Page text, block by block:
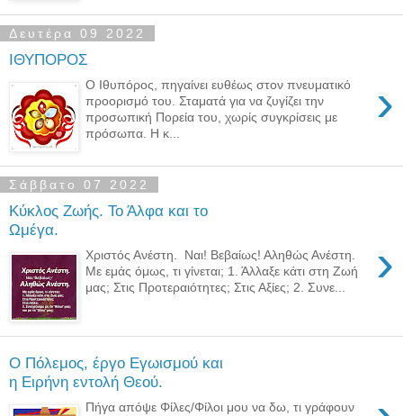
Δευτέρα 09 2022
ΙΘΥΠΟΡΟΣ
›
Ο Ιθυπόρος, πηγαίνει ευθέως στον πνευματικό
προορισμό του. Σταματά για να ζυγίζει την
προσωπική Πορεία του, χωρίς συγκρίσεις με
πρόσωπα. Η κ...
Σάββατο 07 2022
Κύκλος Ζωής. Το Άλφα και το
Ωμέγα.
›
Χριστός Ανέστη. Ναι! Βεβαίως! Αληθώς Ανέστη.
Με εμάς όμως, τι γίνεται; 1. Άλλαξε κάτι στη Ζωή
μας; Στις Προτεραιότητες; Στις Αξίες; 2. Συνε...
Ο Πόλεμος, έργο Εγωισμού και
η Ειρήνη εντολή Θεού.
Πήγα απόψε Φίλες/Φίλοι μου να δω, τι γράφουν